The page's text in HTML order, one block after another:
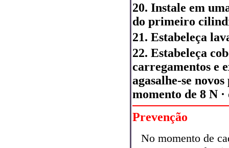
20. Instale em
do primeiro
21. Estabeleça
22. Estabeleça
carregamentos e
agasalhe-se
momento de 8 N
Prevenção
No momento de